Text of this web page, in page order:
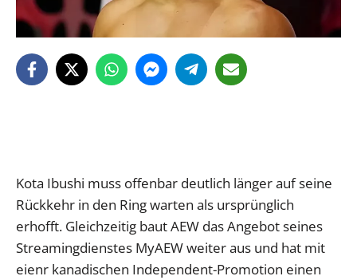
Kota Ibushi muss offenbar deutlich länger auf seine
Rückkehr in den Ring warten als ursprünglich
erhofft. Gleichzeitig baut AEW das Angebot seines
Streamingdienstes MyAEW weiter aus und hat mit
eienr kanadischen Independent-Promotion einen